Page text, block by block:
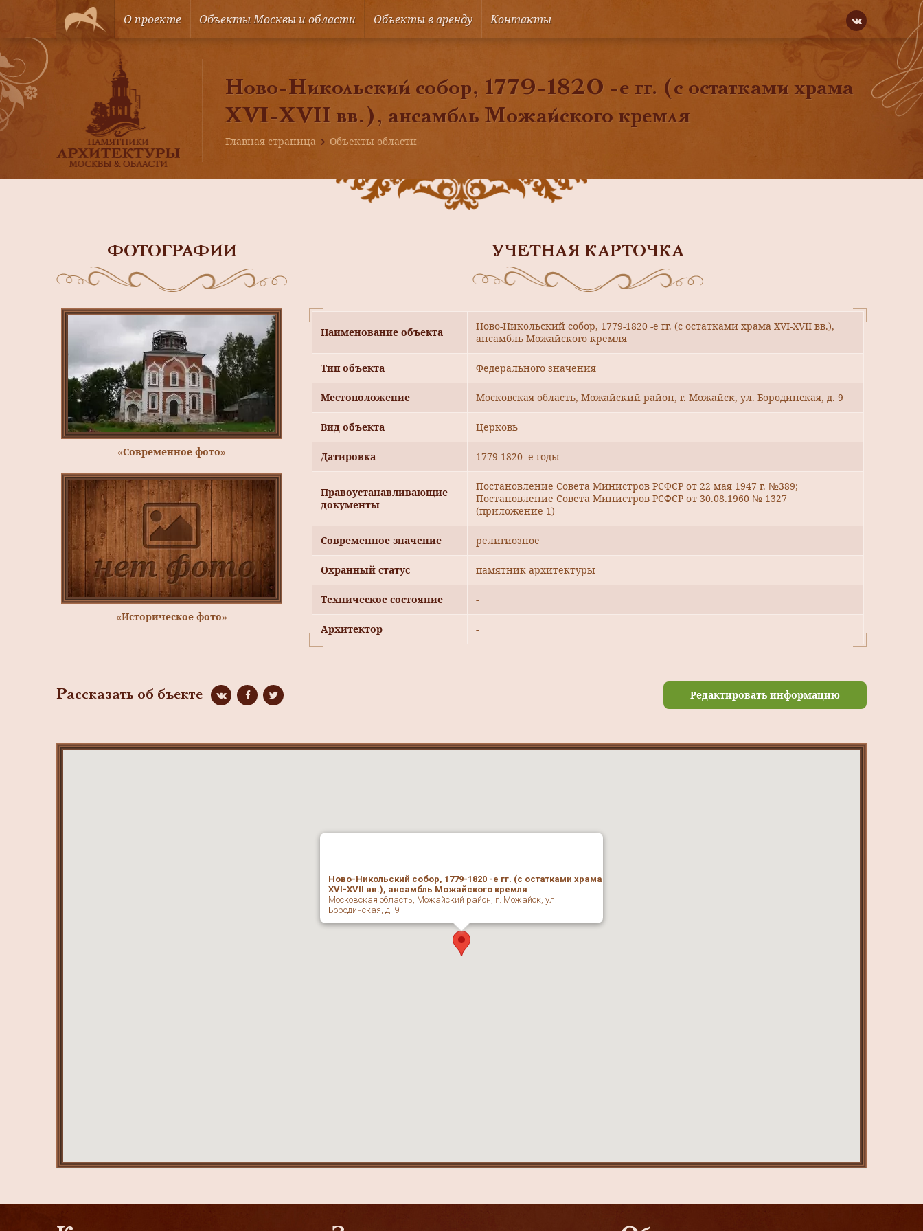
О проекте Объекты Москвы и области Объекты в аренду Контакты
Ново-Никольский собор, 1779-1820 -е гг. (с остатками храма
XVI-XVII вв.), ансамбль Можайского кремля
Главная страница Объекты области
ФОТОГРАФИИ
«Современное фото»
«Историческое фото»
УЧЕТНАЯ КАРТОЧКА
Наименование объекта
Ново-Никольский собор, 1779-1820 -е гг. (с остатками храма XVI-XVII вв.),
ансамбль Можайского кремля
Тип объекта Федерального значения
Местоположение Московская область, Можайский район, г. Можайск, ул. Бородинская, д. 9
Вид объекта Церковь
Датировка 1779-1820 -е годы
Правоустанавливающие
документы
Постановление Совета Министров РСФСР от 22 мая 1947 г. №389;
Постановление Совета Министров РСФСР от 30.08.1960 № 1327
(приложение 1)
Современное значение религиозное
Охранный статус памятник архитектуры
Техническое состояние -
Архитектор -
Рассказать об бъекте Редактировать информацию
Ново-Никольский собор, 1779-1820 -е гг. (с остатками храма
XVI-XVII вв.), ансамбль Можайского кремля
Московская область, Можайский район, г. Можайск, ул.
Бородинская, д. 9